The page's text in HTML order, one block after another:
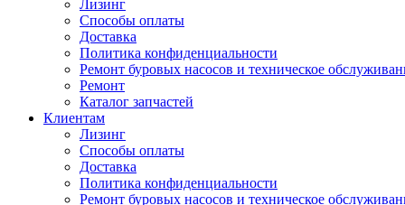
Лизинг
Способы оплаты
Доставка
Политика конфиденциальности
Ремонт буровых насосов и техническое
Ремонт
Каталог запчастей
Клиентам
Лизинг
Способы оплаты
Доставка
Политика конфиденциальности
Ремонт буровых насосов и техническое